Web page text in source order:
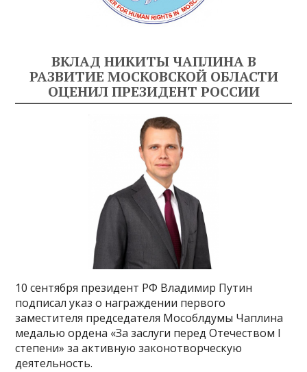
ВКЛАД НИКИТЫ ЧАПЛИНА В
РАЗВИТИЕ МОСКОВСКОЙ ОБЛАСТИ
ОЦЕНИЛ ПРЕЗИДЕНТ РОССИИ
10 сентября президент РФ Владимир Путин
подписал указ о награждении первого
заместителя председателя Мособлдумы Чаплина
медалью ордена «За заслуги перед Отечеством I
степени» за активную законотворческую
деятельность.